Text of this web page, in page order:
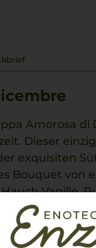
Amorosa di
Dieser
exquisiten
Bouquet von
Vanille.
Cocktails.